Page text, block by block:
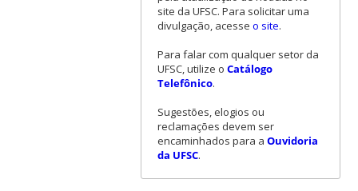
site da UFSC. Para solicitar uma
divulgação, acesse o site.
Para falar com qualquer setor da
UFSC, utilize o Catálogo
Telefônico.
Sugestões, elogios ou
reclamações devem ser
encaminhados para a Ouvidoria
da UFSC.